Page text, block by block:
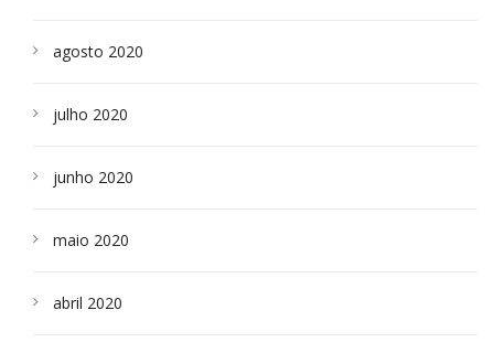
agosto 2020
julho 2020
junho 2020
maio 2020
abril 2020